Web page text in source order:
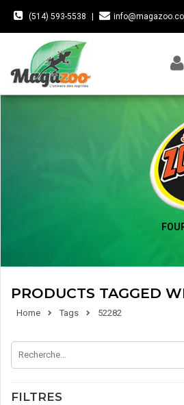
(514) 593-5538
PRODUCTS TAGGED
Home Tags 52282
FILTRES